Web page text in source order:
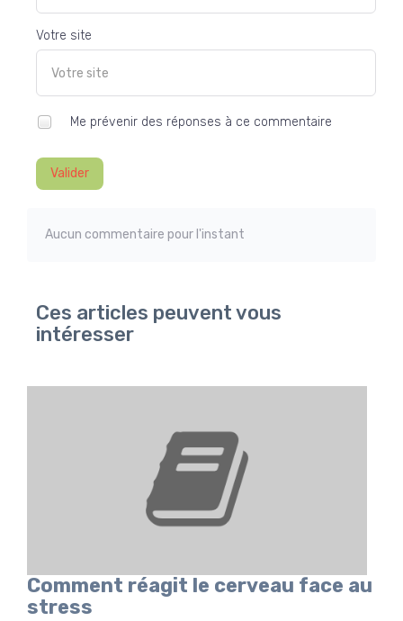
Votre site
Me prévenir des réponses à ce commentaire
Valider
Aucun commentaire pour l'instant
Ces articles peuvent vous
intéresser
Comment réagit le cerveau face au
stress